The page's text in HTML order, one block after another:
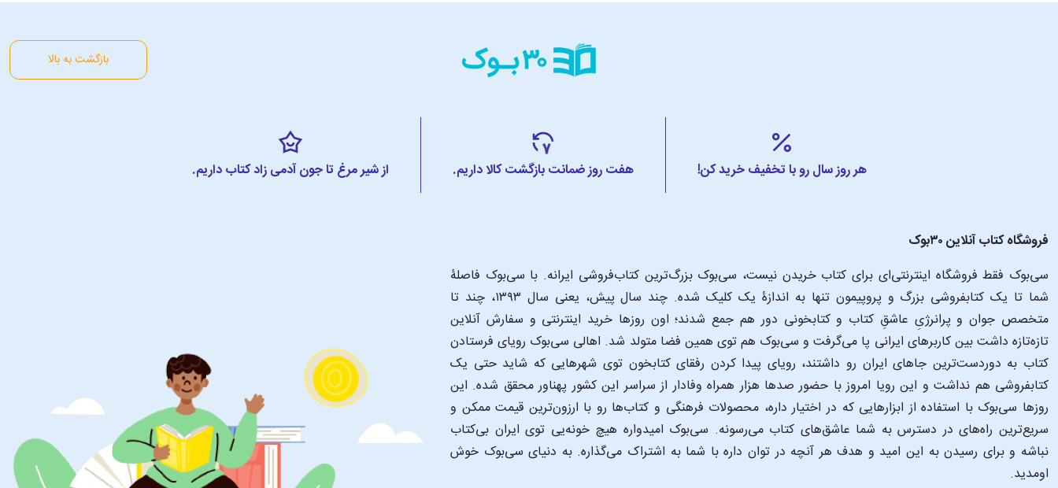
بازگشت به بالا
هر روز سال رو با تخفیف خرید کن! هفت روز ضمانت بازگشت کالا داریم. از شیر مرغ تا جون آدمی زاد کتاب داریم.
فروشگاه کتاب آنلاین ۳۰بوک
سی‌بوک فقط فروشگاه اینترنتی‌ای برای کتاب خریدن نیست، سی‌بوک بزرگ‌ترین کتاب‌فروشی ایرانه. با سی‌بوک فاصلۀ
شما تا یک کتابفروشی بزرگ و پروپیمون تنها به اندازۀ یک کلیک شده. چند سال پیش، یعنی سال ۱۳۹۳، چند تا
متخصص جوان و پرانرژیِ عاشقِ کتاب و کتابخونی دور هم جمع شدند؛ اون‌ روزها خرید اینترنتی و سفارش آنلاین
تازه‌تازه داشت بین کاربرهای ایرانی پا می‌گرفت و سی‌بوک هم توی همین فضا متولد شد. اهالی سی‌بوک رویای فرستادن
کتاب به دوردست‌ترین جاهای ایران رو داشتند، رویای پیدا کردن رفقای کتابخون توی شهرهایی که شاید حتی یک
کتابفروشی هم نداشت و این رویا امروز با حضور صدها هزار همراه وفادار از سراسر این کشور پهناور محقق شده. این
‌روزها سی‌بوک با استفاده از ابزارهایی که در اختیار داره، محصولات فرهنگی و کتاب‌ها رو با ارزون‌ترین قیمت ممکن و
سریع‌ترین راه‌های در دسترس به شما عاشق‌های کتاب می‌رسونه. سی‌بوک امیدواره هیچ خونه‌یی توی ایران بی‌کتاب
نباشه و برای رسیدن به این امید و هدف هر آنچه در توان داره با شما به اشتراک می‌گذاره. به دنیای سی‌بوک خوش
اومدید.